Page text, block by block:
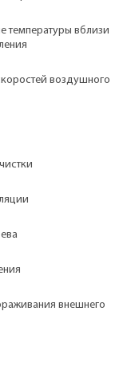
температуры вблизи
воздушного
внешнего